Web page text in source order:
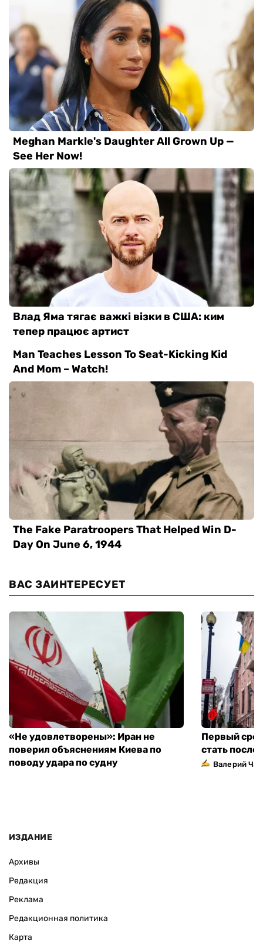
ВАС ЗАИНТЕРЕСУЕТ
«Не удовлетворены»: Иран не
поверил объяснениям Киева по
поводу удара по судну
Первый
стать
Валерий
ИЗДАНИЕ
Архивы
Редакция
Реклама
Редакционная политика
Карта